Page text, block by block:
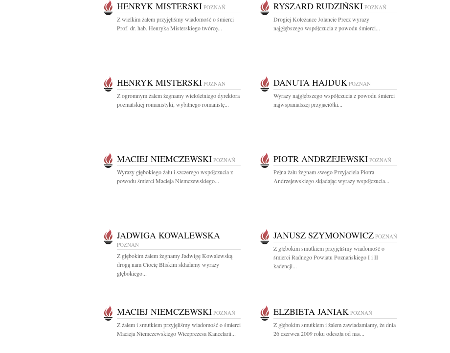
HENRYK MISTERSKI POZNAŃ
Z wielkim żalem przyjęliśmy wiadomość o śmierci
Prof. dr. hab. Henryka Misterskiego twórcę...
RYSZARD RUDZIŃSKI POZNAŃ
Drogiej Koleżance Jolancie Precz wyrazy
najgłębszego współczucia z powodu śmierci...
HENRYK MISTERSKI POZNAŃ
Z ogromnym żalem żegnamy wieloletniego dyrektora
poznańskiej romanistyki, wybitnego romanistę...
DANUTA HAJDUK POZNAŃ
Wyrazy najgłębszego współczucia z powodu śmierci
najwspanialszej przyjaciółki...
MACIEJ NIEMCZEWSKI POZNAŃ
Wyrazy głębokiego żalu i szczerego współczucia z
powodu śmierci Macieja Niemczewskiego...
PIOTR ANDRZEJEWSKI POZNAŃ
Pełna żalu żegnam swego Przyjaciela Piotra
Andrzejewskiego składając wyrazy współczucia...
JADWIGA KOWALEWSKA
POZNAŃ
Z głębokim żalem żegnamy Jadwigę Kowalewską
drogą nam Ciocię Bliskim składamy wyrazy
głębokiego...
JANUSZ SZYMONOWICZ POZNAŃ
Z głębokim smutkiem przyjęliśmy wiadomość o
śmierci Radnego Powiatu Poznańskiego I i II
kadencji...
MACIEJ NIEMCZEWSKI POZNAŃ
Z żalem i smutkiem przyjęliśmy wiadomość o śmierci
Macieja Niemczewskiego Wiceprezesa Kancelarii...
ELZBIETA JANIAK POZNAŃ
Z głębokim smutkiem i żalem zawiadamiamy, że dnia
26 czerwca 2009 roku odeszła od nas...